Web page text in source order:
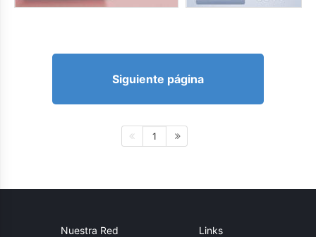
Siguiente página
1
Nuestra Red Links